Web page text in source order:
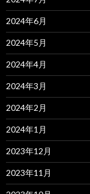
2024年6月
2024年5月
2024年4月
2024年3月
2024年2月
2024年1月
2023年12月
2023年11月